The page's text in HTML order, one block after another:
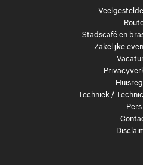
Stadscafé en
Zakelijke
Techniek/
Pers